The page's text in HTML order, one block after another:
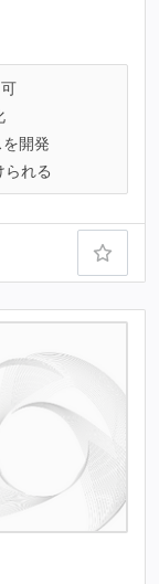
開発
れる